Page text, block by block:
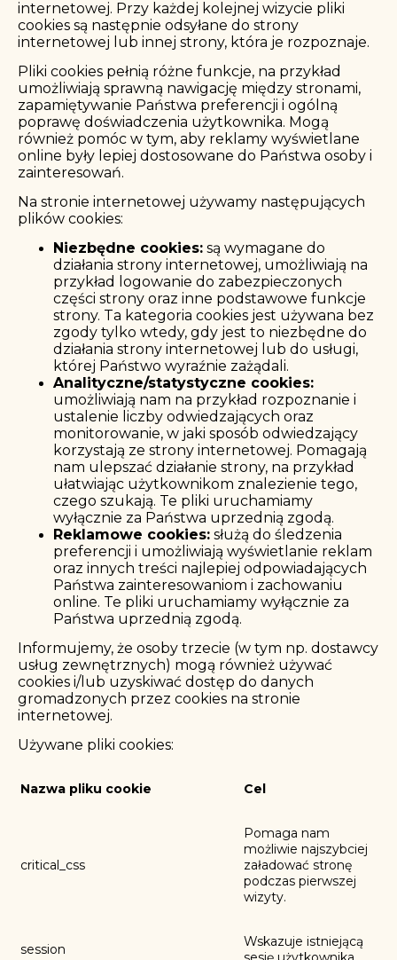
internetowej. Przy każdej kolejnej wizycie pliki
cookies są następnie odsyłane do strony
internetowej lub innej strony, która je rozpoznaje.
Pliki cookies pełnią różne funkcje, na przykład
umożliwiają sprawną nawigację między stronami,
zapamiętywanie Państwa preferencji i ogólną
poprawę doświadczenia użytkownika. Mogą
również pomóc w tym, aby reklamy wyświetlane
online były lepiej dostosowane do Państwa osoby i
zainteresowań.
Na stronie internetowej używamy następujących
plików cookies:
Niezbędne cookies: są wymagane do
działania strony internetowej, umożliwiają na
przykład logowanie do zabezpieczonych
części strony oraz inne podstawowe funkcje
strony. Ta kategoria cookies jest używana bez
zgody tylko wtedy, gdy jest to niezbędne do
działania strony internetowej lub do usługi,
której Państwo wyraźnie zażądali.
Analityczne/statystyczne cookies:
umożliwiają nam na przykład rozpoznanie i
ustalenie liczby odwiedzających oraz
monitorowanie, w jaki sposób odwiedzający
korzystają ze strony internetowej. Pomagają
nam ulepszać działanie strony, na przykład
ułatwiając użytkownikom znalezienie tego,
czego szukają. Te pliki uruchamiamy
wyłącznie za Państwa uprzednią zgodą.
Reklamowe cookies: służą do śledzenia
preferencji i umożliwiają wyświetlanie reklam
oraz innych treści najlepiej odpowiadających
Państwa zainteresowaniom i zachowaniu
online. Te pliki uruchamiamy wyłącznie za
Państwa uprzednią zgodą.
Informujemy, że osoby trzecie (w tym np. dostawcy
usług zewnętrznych) mogą również używać
cookies i/lub uzyskiwać dostęp do danych
gromadzonych przez cookies na stronie
internetowej.
Używane pliki cookies:
Nazwa pliku cookie Cel
critical_css
Pomaga nam
możliwie najszybciej
załadować stronę
podczas pierwszej
wizyty.
session
Wskazuje istniejącą